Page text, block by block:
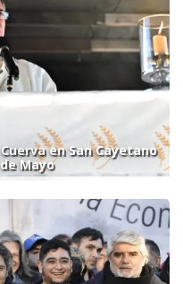
en San Cayetano
Mayo